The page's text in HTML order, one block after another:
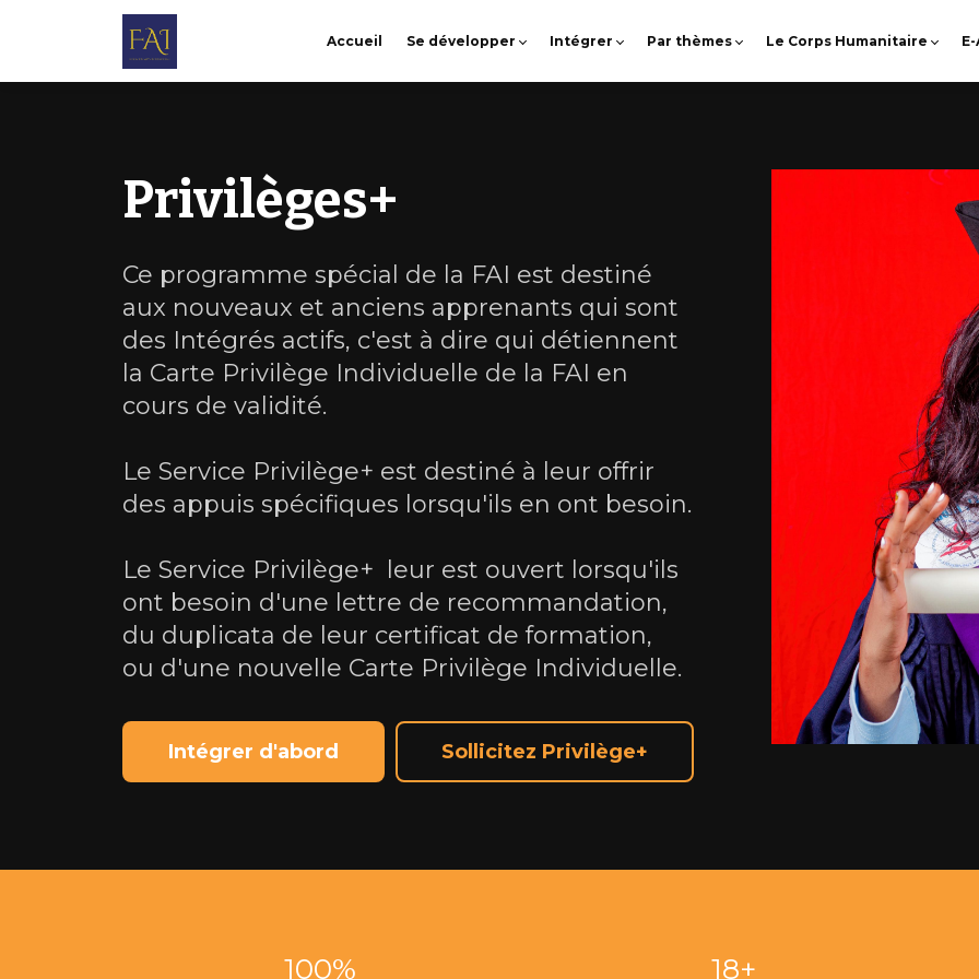
Accueil Se développer Intégrer Par thèmes Le Corps Humanitaire
Privilèges+
Ce programme spécial de la FAI est destiné
aux nouveaux et anciens apprenants qui sont
des Intégrés actifs, c'est à dire qui détiennent
la Carte Privilège Individuelle de la FAI en
cours de validité.
Le Service Privilège+ est destiné à leur offrir
des appuis spécifiques lorsqu'ils en ont besoin.
Le Service Privilège+ leur est ouvert lorsqu'ils
ont besoin d'une lettre de recommandation,
du duplicata de leur certificat de formation,
ou d'une nouvelle Carte Privilège Individuelle.
Intégrer d'abord Sollicitez Privilège+
100% 18+